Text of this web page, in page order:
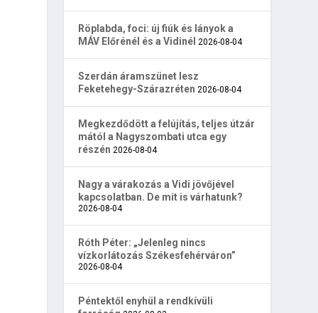
Röplabda, foci: új fiúk és lányok a
MÁV Előrénél és a Vidinél 2026-08-04
Szerdán áramszünet lesz
Feketehegy-Szárazréten 2026-08-04
Megkezdődött a felújítás, teljes útzár
mától a Nagyszombati utca egy
részén 2026-08-04
Nagy a várakozás a Vidi jövőjével
kapcsolatban. De mit is várhatunk?
2026-08-04
Róth Péter: „Jelenleg nincs
vízkorlátozás Székesfehérváron”
2026-08-04
Péntektől enyhül a rendkívüli